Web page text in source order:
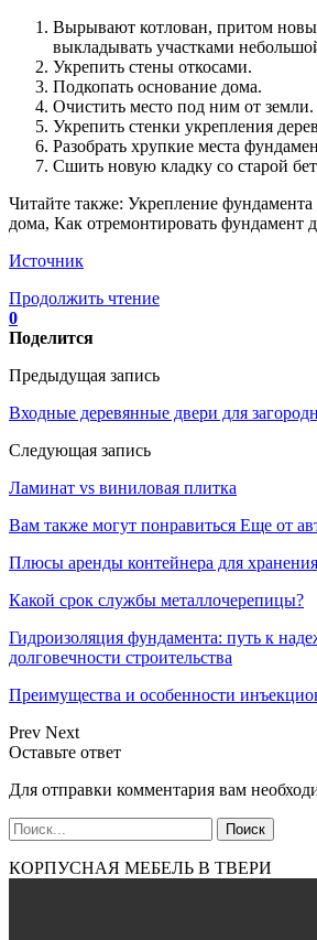
Вырывают котлован, притом
выкладывать участками
Укрепить стены откосами.
Подкопать основание дома.
Очистить место под ним от земли.
Укрепить стенки укрепления
Разобрать хрупкие места
Сшить новую кладку со старой
Читайте также: Укрепление
дома, Как отремонтировать фундамент
Источник
Продолжить чтение
0
Поделится
Предыдущая запись
Входные деревянные двери для
Следующая запись
Ламинат vs виниловая плитка
Вам также могут понравиться Еще от
Плюсы аренды контейнера для
Какой срок службы металлочерепицы?
Гидроизоляция фундамента: путь к
долговечности строительства
Преимущества и особенности
Prev Next
Оставьте ответ
Для отправки комментария вам
КОРПУСНАЯ МЕБЕЛЬ В ТВЕРИ